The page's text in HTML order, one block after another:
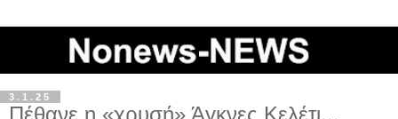
3.1.25
Πέθανε η «χρυσή» Άγκνες Κελέτι...